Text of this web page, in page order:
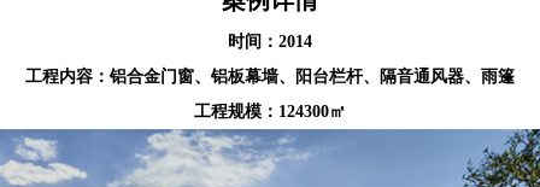
时间：2014
工程内容：铝合金门窗、铝板幕墙、阳台栏杆、隔音通风器、雨篷
工程规模：124300㎡